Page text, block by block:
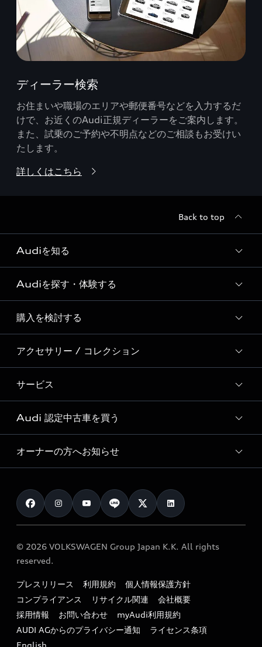
ディーラー検索
お住まいや職場のエリアや郵便番号などを入力するだ
けで、お近くのAudi正規ディーラーをご案内します。
また、試乗のご予約や不明点などのご相談もお受けい
たします。
詳しくはこちら
Back to top
Audiを知る
Audi ブランド
Story of Progress
Audi Sport
Formula 1®
デジタルサービス
Audiを探す・体験する
ディーラー検索
新車在庫検索
試乗車・展示車検索
見積り依頼
試乗予約
購入を検討する
モデル一覧
特別仕様モデル / 限定モデル
e-tronラインアップ
価格シミュレーション
車両比較
カタログ一覧
アクセサリー / コレクション
純正アクセサリー
オンラインショップ
Audi collection
アウディナビアプリ
サービス
サービス入庫予約
サービスプログラム
メンテナンス
車検 / 定期点検
e-tronアフターサポート
myAudi
Audi 認定中古車を買う
Audi認定中古車
クオリティ
保証
メンテナンス
ファイナンス
キャンペーン / イベント
買取査定
オーナーの方へお知らせ
お知らせ
オーナー様向けキャンペーン
特定整備適用車一覧
リサイクル法
よくある質問（FAQ）
© 2026 VOLKSWAGEN Group Japan K.K. All rights
reserved.
プレスリリース 利用規約
個人情報保護方針
コンプライアンス
リサイクル関連
会社概要
採用情報
お問い合わせ
myAudi利用規約
AUDI AGからのプライバシー通知
ライセンス条項
English